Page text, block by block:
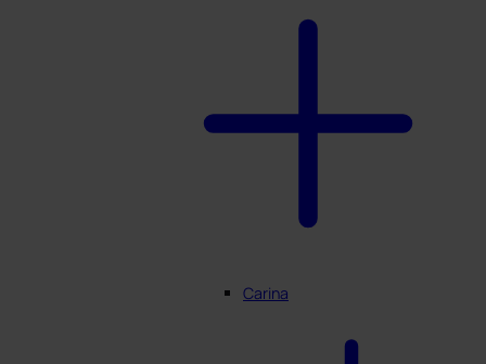
Carina